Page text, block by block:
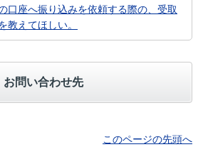
口座へ振り込みを依頼する際の、受取
教えてほしい。
お問い合わせ先
このページの先頭へ